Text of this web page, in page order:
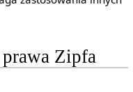
Zipfa